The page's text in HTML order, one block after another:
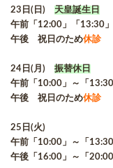
23日(日) 天皇誕生日
午前「12:00」「13:30」
午後 祝日のため休診
24日(月) 振替休日
午前「10:00」～「13:30
午後 祝日のため休診
25日(火)
午前「10:00」～「13:30
午後「16:00」～「20:00